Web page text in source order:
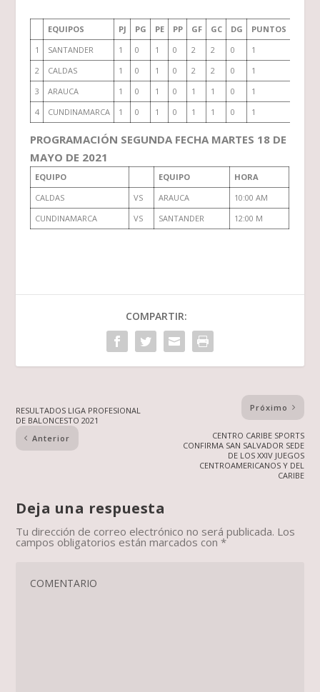
EQUIPOS PJ PG PE PP GF GC DG
PUNTOS
1
SANTANDER 1 0 1 0 2 2 0
1
2
CALDAS 1 0 1 0 2 2 0
1
3
ARAUCA 1 0 1 0 1 1 0
1
4
CUNDINAMARCA 1 0 1 0 1 1 0 1
PROGRAMACIÓN SEGUNDA FECHA MARTES 18 DE
MAYO DE 2021
EQUIPO EQUIPO
HORA
CALDAS
VS ARAUCA
10:00 AM
CUNDINAMARCA
VS SANTANDER 12:00 M
COMPARTIR:
RESULTADOS LIGA PROFESIONAL
DE BALONCESTO 2021
Anterior
Próximo
CENTRO CARIBE SPORTS
CONFIRMA SAN SALVADOR SEDE
DE LOS XXIV JUEGOS
CENTROAMERICANOS Y DEL
CARIBE
Deja una respuesta
Tu dirección de correo electrónico no será publicada. Los
campos obligatorios están marcados con*